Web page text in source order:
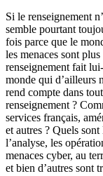
Si le renseignement
semble pourtant
fois parce que le
les menaces sont
renseignement fait
monde qui d’ailleurs
rend compte dans
renseignement ?
services français,
et autres ? Quels
l’analyse, les
menaces cyber, au
et bien d’autres sont